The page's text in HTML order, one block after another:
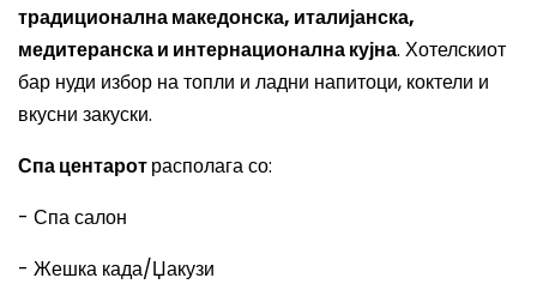
традиционална македонска, италијанска,
медитеранска и интернационална кујна. Хотелскиот
бар нуди избор на топли и ладни напитоци, коктели и
вкусни закуски.
Спа центаротрасполага со:
- Спа салон
- Жешка када/Џакузи